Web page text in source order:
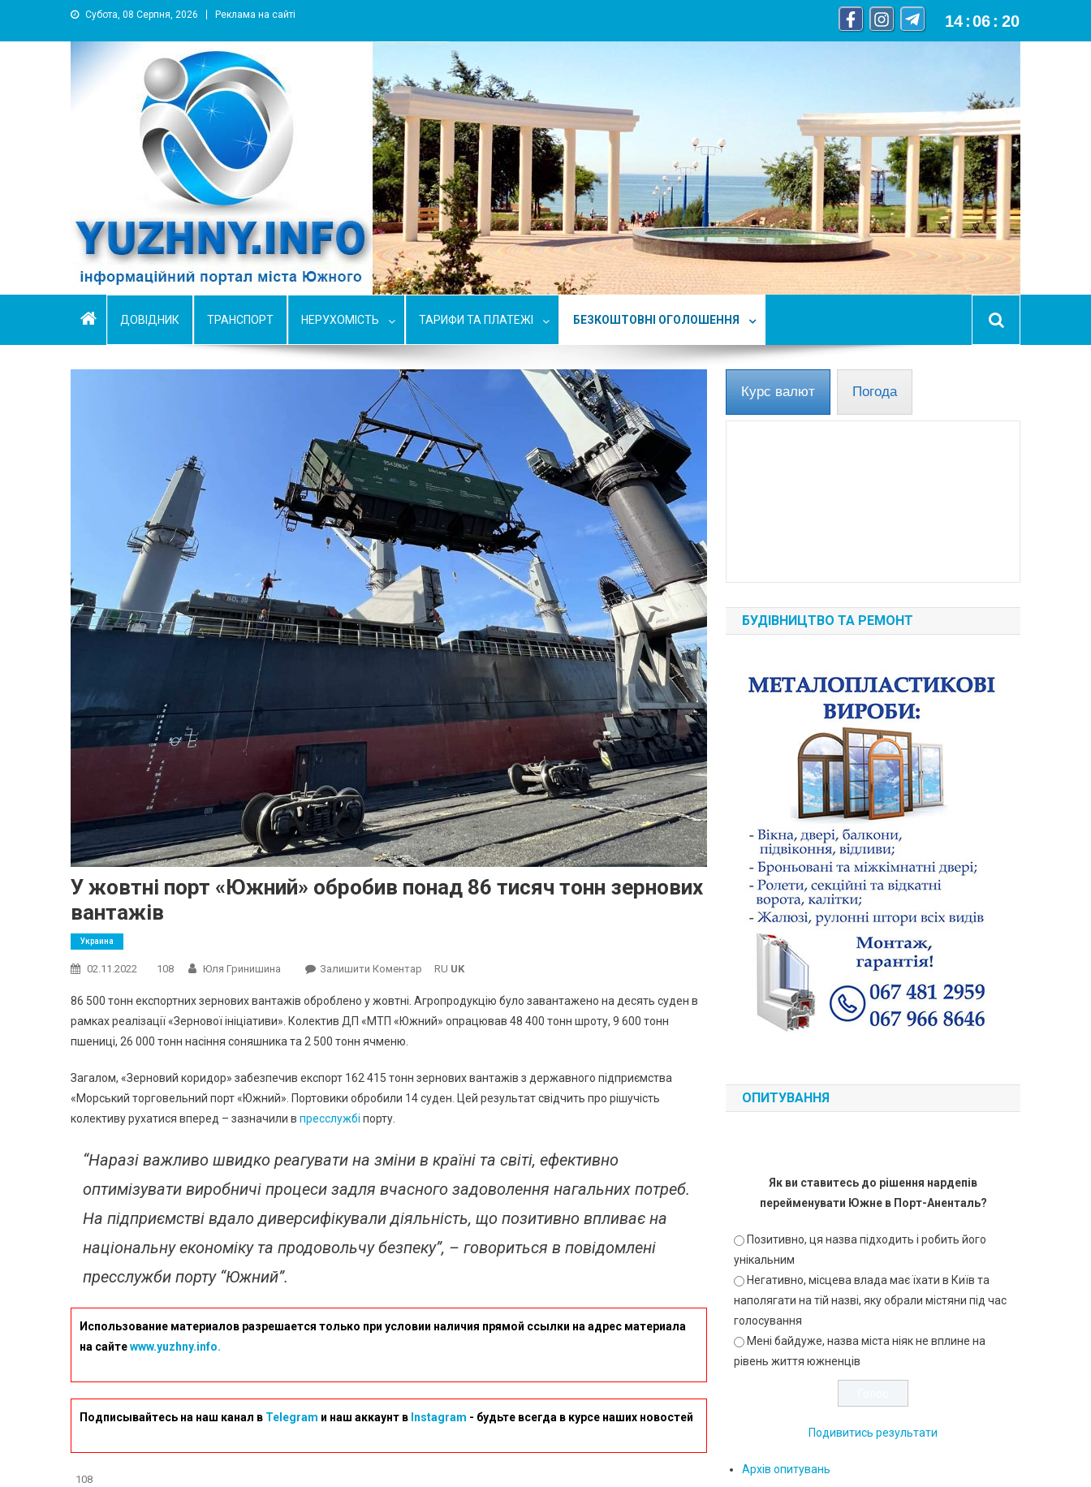
Субота, 08 Серпня, 2026 Реклама на сайті 14 :06 : 21
YUZHNY.INFO
информационный портал города Южный
ДОВІДНИК ТРАНСПОРТ НЕРУХОМІСТЬ ТАРИФИ ТА ПЛАТЕЖІ БЕЗКОШТОВНІ ОГОЛОШЕННЯ
У жовтні порт «Южний» обробив понад 86 тисяч тонн зернових
вантажів
Украина
02.11.2022 108 Юля Гринишина Залишити Коментар
Жовтні
Порт
Понад
86
Зернових
RU UK
86 500 тонн експортних зернових вантажів оброблено у жовтні. Агропродукцію було завантажено на десять суден в
рамках реалізації «Зернової ініціативи». Колектив ДП «МТП «Южний» опрацював 48 400 тонн шроту, 9 600 тонн
пшениці, 26 000 тонн насіння соняшника та 2 500 тонн ячменю.
Загалом, «Зерновий коридор» забезпечив експорт 162 415 тонн зернових вантажів з державного підприємства
«Морський торговельний порт «Южний». Портовики обробили 14 суден. Цей результат свідчить про рішучість
колективу рухатися вперед – зазначили в пресслужбі порту.
“Наразі важливо швидко реагувати на зміни в країні та світі, ефективно
оптимізувати виробничі процеси задля вчасного задоволення нагальних потреб.
На підприємстві вдало диверсифікували діяльність, що позитивно впливає на
національну економіку та продовольчу безпеку”, – говориться в повідомлені
пресслужби порту “Южний”.
Использование материалов разрешается только при условии наличия прямой ссылки на адрес материала
на сайтеwww.yuzhny.info.
Подписывайтесь на наш канал в Telegram и наш аккаунт в Instagram - будьте всегда в курсе наших новостей
108
Курс валют Погода
БУДІВНИЦТВО ТА РЕМОНТ
ОПИТУВАННЯ
Як ви ставитесь до рішення нардепів
перейменувати Южне в Порт-Аненталь?
Позитивно, ця назва підходить і робить його
унікальним
Негативно, місцева влада має їхати в Київ та
наполягати на тій назві, яку обрали містяни під час
голосування
Мені байдуже, назва міста ніяк не вплине на
рівень життя южненців
Подивитись результати
Архів опитувань